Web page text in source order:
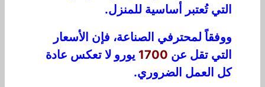
التي تُعتبر أساسية للمنزل.
ووفقاً لمحترفي الصناعة، فإن الأسعار
التي تقل عن 1700 يورو لا تعكس عادة
كل العمل الضروري.